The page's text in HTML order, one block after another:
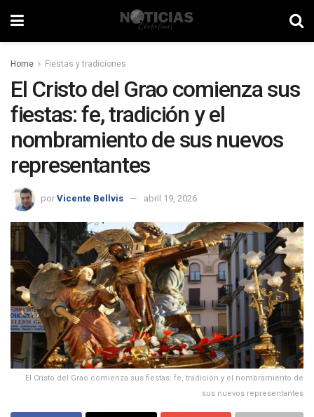
Home Fiestas y tradiciones
El Cristo del Grao comienza sus
fiestas: fe, tradición y el
nombramiento de sus nuevos
representantes
por Vicente Bellvis abril 19, 2026
El Cristo del Grao comienza sus fiestas: fe, tradición y el nombramiento de
sus nuevos representantes